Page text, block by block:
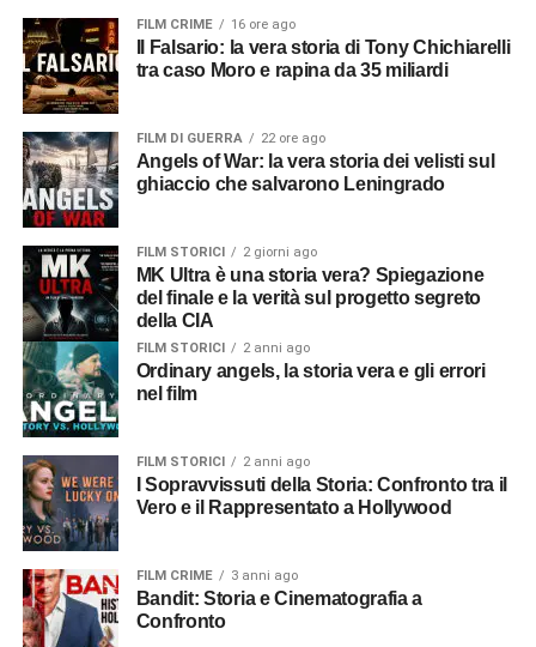
FILM CRIME 16 ore ago
tra caso Moro e rapina da 35 miliardi
FILM DI GUERRA 22 ore ago
Angels of War: la vera storia dei velisti sul
ghiaccio che salvarono Leningrado
FILM STORICI 2 giorni ago
MK Ultra è una storia vera? Spiegazione
del finale e la verità sul progetto segreto
della CIA
FILM STORICI 2 anni ago
Ordinary angels, la storia vera e gli errori
nel film
FILM STORICI 2 anni ago
Vero e il Rappresentato a Hollywood
FILM CRIME 3 anni ago
Bandit: Storia e Cinematografia a
Confronto